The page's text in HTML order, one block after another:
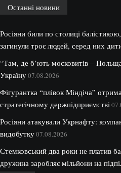
Останні новини
Росіяни били по столиці
загинули троє людей, серед них
“Там, де б’ють московитів –
Україну07.08.2026
Фігурантка “плівок Міндіча”
стратегічному держпідприємстві
Росіяни атакували Укрнафту:
видобутку07.08.2026
Стемковський два роки не платив
дружина заробляє мільйони на